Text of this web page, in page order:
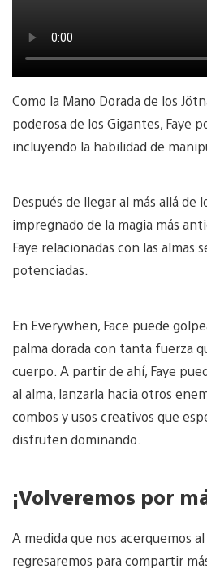
Como la Mano Dorada de los
poderosa de los Gigantes, Faye
incluyendo la habilidad de
Después de llegar al más allá de
impregnado de la magia más
Faye relacionadas con las almas
potenciadas.
En Everywhen, Face puede
palma dorada con tanta fuerza
cuerpo. A partir de ahí, Faye
al alma, lanzarla hacia otros
combos y usos creativos que
disfruten dominando.
¡Volveremos por
A medida que nos acerquemos
regresaremos para compartir